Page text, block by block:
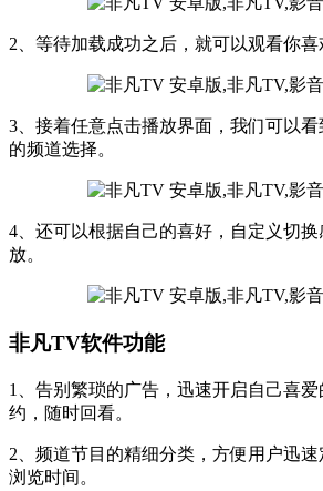
2、等待加载成功之后，就可以观看你喜
3、接着任意点击播放界面，我们可以
的频道选择。
4、还可以根据自己的喜好，自定义切
放。
非凡TV软件功能
1、告别繁琐的广告，迅速开启自己喜
约，随时回看。
2、频道节目的精细分类，方便用户迅
浏览时间。